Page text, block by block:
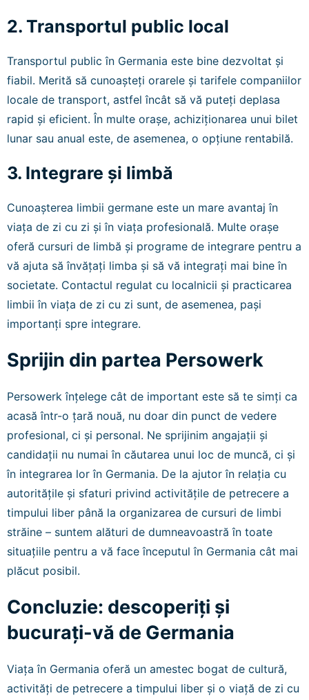
2. Transportul public local
Transportul public în Germania este bine dezvoltat și
fiabil. Merită să cunoașteți orarele și tarifele companiilor
locale de transport, astfel încât să vă puteți deplasa
rapid și eficient. În multe orașe, achiziționarea unui bilet
lunar sau anual este, de asemenea, o opțiune rentabilă.
3. Integrare și limbă
Cunoașterea limbii germane este un mare avantaj în
viața de zi cu zi și în viața profesională. Multe orașe
oferă cursuri de limbă și programe de integrare pentru a
vă ajuta să învățați limba și să vă integrați mai bine în
societate. Contactul regulat cu localnicii și practicarea
limbii în viața de zi cu zi sunt, de asemenea, pași
importanți spre integrare.
Sprijin din partea Persowerk
Persowerk înțelege cât de important este să te simți ca
acasă într-o țară nouă, nu doar din punct de vedere
profesional, ci și personal. Ne sprijinim angajații și
candidații nu numai în căutarea unui loc de muncă, ci și
în integrarea lor în Germania. De la ajutor în relația cu
autoritățile și sfaturi privind activitățile de petrecere a
timpului liber până la organizarea de cursuri de limbi
străine – suntem alături de dumneavoastră în toate
situațiile pentru a vă face începutul în Germania cât mai
plăcut posibil.
Concluzie: descoperiți și
bucurați-vă de Germania
Viața în Germania oferă un amestec bogat de cultură,
activități de petrecere a timpului liber și o viață de zi cu